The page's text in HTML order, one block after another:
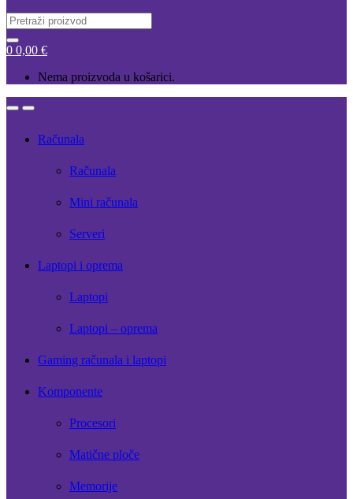
Search
for:
0 0,00 €
Nema proizvoda u košarici.
OpenClose
Računala
Računala
Mini računala
Serveri
Laptopi i oprema
Laptopi
Laptopi – oprema
Gaming računala i laptopi
Komponente
Procesori
Matične ploče
Memorije